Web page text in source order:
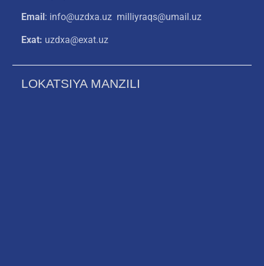
Email: info@uzdxa.uz milliyraqs@umail.uz
Exat: uzdxa@exat.uz
LOKATSIYA MANZILI